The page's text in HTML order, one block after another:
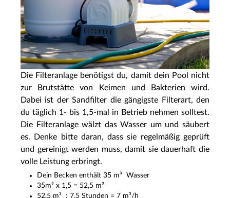
Die Filteranlage benötigst du, damit dein Pool nicht
zur Brutstätte von Keimen und Bakterien wird.
Dabei ist der Sandfilter die gängigste Filterart, den
du täglich 1- bis 1,5-mal in Betrieb nehmen solltest.
Die Filteranlage wälzt das Wasser um und säubert
es. Denke bitte daran, dass sie regelmäßig geprüft
und gereinigt werden muss, damit sie dauerhaft die
volle Leistung erbringt.
Dein Becken enthält 35 m³ Wasser
35m³ x 1,5 = 52,5 m³
52,5 m³ : 7,5 Stunden = 7 m³/h